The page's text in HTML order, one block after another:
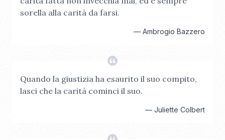
sorella alla carità da farsi.
— Ambrogio Bazzero
Quando la giustizia ha esaurito il suo compito,
lasci che la carità cominci il suo.
— Juliette Colbert